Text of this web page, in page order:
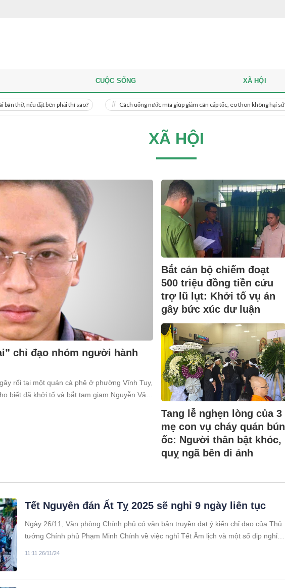
đặt bên phải thì sao? Cách uống nước mía giúp giảm cân cấp tốc, eo thon không hại sức khỏe
CUỘC SỐNG XÃ HỘI
XÃ HỘI
chỉ đạo nhóm người hành
rối tại một quán cà phê ở phường Vĩnh Tuy,
biết đã khởi tố và bắt tạm giam Nguyễn Văn
Bắt cán bộ chiếm đoạt
500 triệu đồng tiền cứu
trợ lũ lụt: Khởi tố vụ án
gây bức xúc dư luận
Tang lễ nghẹn lòng của 3
mẹ con vụ cháy quán bún
ốc: Người thân bật khóc,
quỵ ngã bên di ảnh
Tết Nguyên đán Ất Tỵ 2025 sẽ nghỉ 9 ngày liên tục
Ngày 26/11, Văn phòng Chính phủ có văn bản truyền đạt ý kiến chỉ đạo của Thủ
tướng Chính phủ Phạm Minh Chính về việc nghỉ Tết Âm lịch và một số dịp nghỉ lễ
11:11 26/11/24